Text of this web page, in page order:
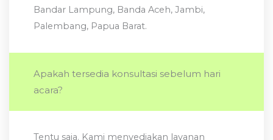
Bandar Lampung, Banda Aceh, Jambi,
Palembang, Papua Barat.
Apakah tersedia konsultasi sebelum hari
acara?
Tentu saja. Kami menyediakan layanan